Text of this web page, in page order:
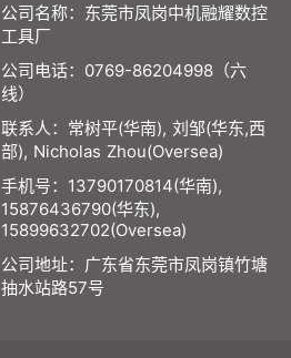
公司名称：东莞市凤岗中机融耀数控
工具厂
公司电话：0769-86204998（六
线）
联系人：常树平(华南), 刘邹(华东,西
部), Nicholas Zhou(Oversea)
手机号：13790170814(华南),
15876436790(华东),
15899632702(Oversea)
公司地址：广东省东莞市凤岗镇竹塘
抽水站路57号